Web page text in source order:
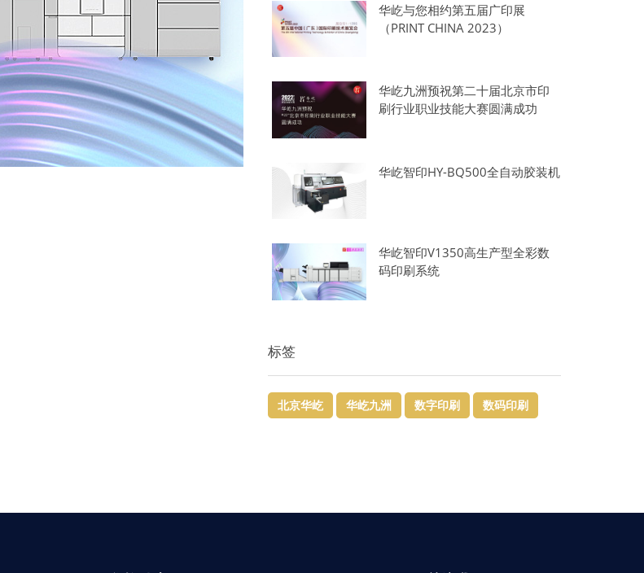
华屹与您相约第五届广印展
（PRINT CHINA 2023）
华屹九洲预祝第二十届北京市印
刷行业职业技能大赛圆满成功
华屹智印HY-BQ500全自动胶装机
华屹智印V1350高生产型全彩数
码印刷系统
标签
北京华屹 华屹九洲 数字印刷 数码印刷